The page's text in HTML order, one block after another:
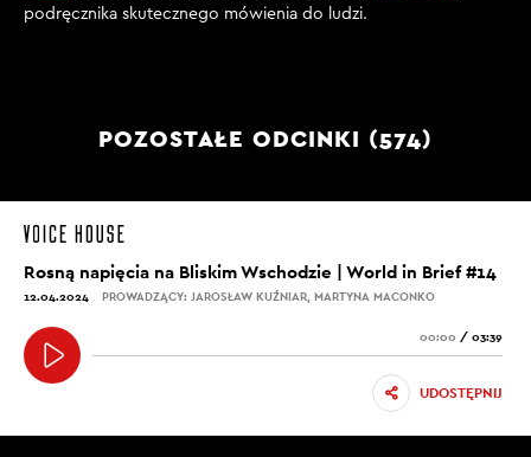
podręcznika skutecznego mówienia do ludzi.
POZOSTAŁE ODCINKI (574)
Rosną napięcia na Bliskim Wschodzie | World in Brief #14
12.04.2024 PROWADZĄCY: JAROSŁAW KUŹNIAR, MARTYNA MACONKO
00:00 / 03:39
UDOSTĘPNIJ